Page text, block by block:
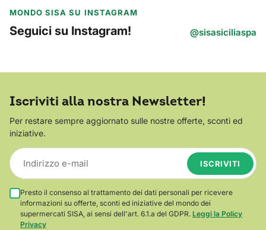
MONDO SISA SU INSTAGRAM
Seguici su Instagram! @sisasiciliaspa
Iscriviti alla nostra Newsletter!
Per restare sempre aggiornato sulle nostre offerte, sconti ed
iniziative.
ISCRIVITI
Presto il consenso al trattamento dei dati personali per ricevere
informazioni su offerte, sconti ed iniziative del mondo dei
supermercati SISA, ai sensi dell'art. 6.1.a del GDPR. Leggi la Policy
Privacy